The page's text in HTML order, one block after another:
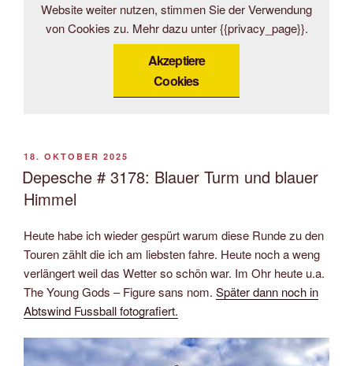
Website weiter nutzen, stimmen Sie der Verwendung
von Cookies zu. Mehr dazu unter {{privacy_page}}.
Akzeptiere
Cookies
VERÖFFENTLICHT
AM
18. OKTOBER 2025
Depesche # 3178: Blauer Turm und blauer
Himmel
Heute habe ich wieder gespürt warum diese Runde zu den
Touren zählt die ich am liebsten fahre. Heute noch a weng
verlängert weil das Wetter so schön war. Im Ohr heute u.a.
The Young Gods – Figure sans nom. Später dann noch in
Abtswind Fussball fotografiert.